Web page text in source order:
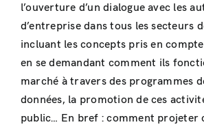
l’ouverture d’un dialogue avec les
d’entreprise dans tous les secteurs
incluant les concepts pris en
en se demandant comment ils
marché à travers des programmes
données, la promotion de ces
public… En bref : comment projeter